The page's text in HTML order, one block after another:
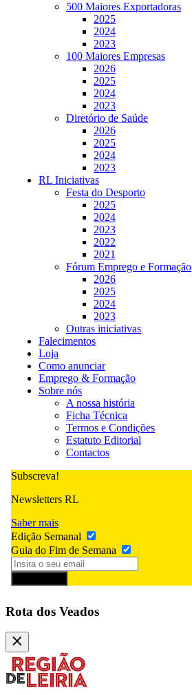
500 Maiores Exportadoras
2025
2024
2023
100 Maiores Empresas
2026
2025
2024
2023
Diretório de Saúde
2026
2025
2024
2023
RL Iniciativas
Festa do Desporto
2025
2024
2023
2022
2021
Fórum Emprego e Formação
2026
2025
2024
2023
Outras iniciativas
Falecimentos
Loja
Como anunciar
Emprego & Formação
Sobre nós
A nossa história
Ficha Técnica
Termos e Condições
Estatuto Editorial
Contactos
Subscreva!
Newsletters RL
Saber mais
Edição Semanal
Guia do Fim de Semana
Rota dos Veados